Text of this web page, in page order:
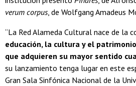
verum corpus, de Wolfgang Amadeus
“La Red Alameda Cultural nace de la
educación, la cultura y el
que adquieren su mayor sentido
su lanzamiento tenga lugar en este
Gran Sala Sinfónica Nacional de la